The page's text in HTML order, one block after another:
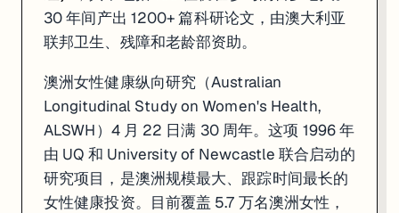
30 年间产出 1200+ 篇科研论文，由澳大利亚
联邦卫生、残障和老龄部资助。
澳洲女性健康纵向研究（Australian
Longitudinal Study on Women's Health,
ALSWH）4 月 22 日满 30 周年。这项 1996 年
由 UQ 和 University of Newcastle 联合启动的
研究项目，是澳洲规模最大、跟踪时间最长的
女性健康投资。目前覆盖 5.7 万名澳洲女性，